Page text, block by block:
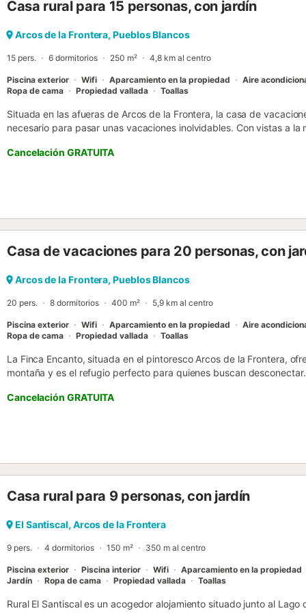
Casa rural para 15 personas, con jardín
Arcos de la Frontera, Pueblos Blancos
15 pers. 6 dormitorios 250 m² 4,8 km al centro
Piscina exterior Wifi Aparcamiento en la propiedad Aire
Ropa de cama
Propiedad vallada Toallas
Situada en las afueras de Arcos de la Frontera, la casa de
necesario para pasar unas vacaciones inolvidables. Con vistas a la
un aseo adicional, por lo que tiene capacidad para 16 personas.
niños y una cuna sin coste adicional. Los servicios adicionales
caliente y frío), una lavadora y una secadora, una chimenea (leña
andaluza también ofrece una amplia zona exterior privada con
coche llegará a tiendas, bares, restaurantes y cafeterías y el
costa en menos de una hora. Además, se puede llegar al
Cancelación GRATUITA
Casa de vacaciones para 20 personas, con
Arcos de la Frontera, Pueblos Blancos
20 pers. 8 dormitorios 400 m² 5,9 km al centro
Piscina exterior Wifi Aparcamiento en la propiedad Aire
Ropa de cama
Propiedad vallada Toallas
La Finca Encanto, situada en el pintoresco Arcos de la Frontera,
montaña y es el refugio perfecto para quienes buscan
modernas comodidades como Wi-Fi, televisión, aire acondicionado
una mesa de ping-pong y una cuna, garantizando una estancia
cámaras y dispositivos de grabación de audio instalados, aunque
disponible de abril a finales de octubre, un hermoso jardín, una
incluyendo el propio Arcos de la Frontera, considerado uno de los
vehículos y permite un máximo de dos mascotas. Está prohibido
productos de cose...
Cancelación GRATUITA
Casa rural para 9 personas, con jardín
El Santiscal, Arcos de la Frontera
9 pers. 4 dormitorios 150 m² 350 m al centro
Piscina exterior Piscina interior Wifi Aparcamiento en la propiedad
Jardín
Ropa de cama Propiedad vallada Toallas
Rural El Santiscal es un acogedor alojamiento situado junto al